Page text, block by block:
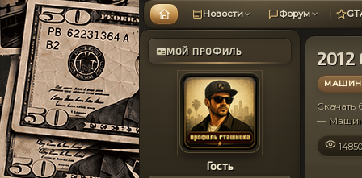
Новости Форум
МОЙ ПРОФИЛЬ
Гость
2012
Скачать
—
14850